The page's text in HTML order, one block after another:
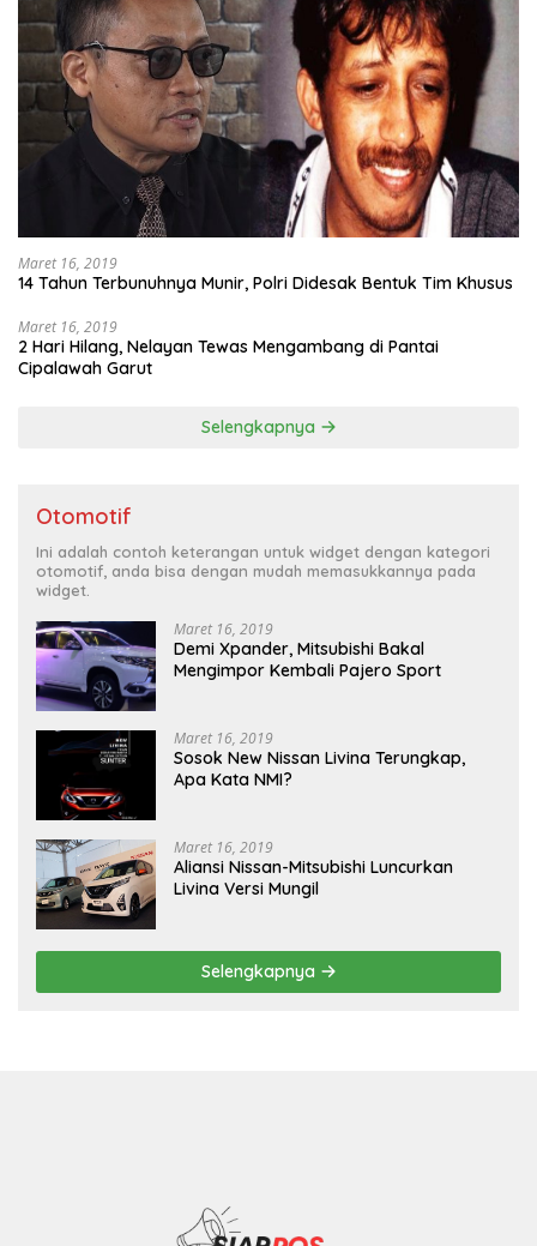
Maret 16, 2019
14 Tahun Terbunuhnya Munir, Polri Didesak Bentuk Tim Khusus
Maret 16, 2019
2 Hari Hilang, Nelayan Tewas Mengambang di Pantai
Cipalawah Garut
Selengkapnya
Otomotif
Ini adalah contoh keterangan untuk widget dengan kategori
otomotif, anda bisa dengan mudah memasukkannya pada
widget.
Maret 16, 2019
Demi Xpander, Mitsubishi Bakal
Mengimpor Kembali Pajero Sport
Maret 16, 2019
Sosok New Nissan Livina Terungkap,
Apa Kata NMI?
Maret 16, 2019
Aliansi Nissan-Mitsubishi Luncurkan
Livina Versi Mungil
Selengkapnya